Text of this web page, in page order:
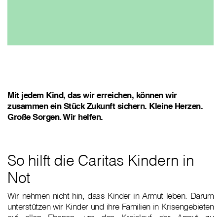
Mit jedem Kind, das wir erreichen, können wir
zusammen ein Stück Zukunft sichern. Kleine Herzen.
Große Sorgen. Wir helfen.
So hilft die Caritas Kindern in
Not
Wir nehmen nicht hin, dass Kinder in Armut leben. Darum
unterstützen wir Kinder und ihre Familien in Krisengebieten